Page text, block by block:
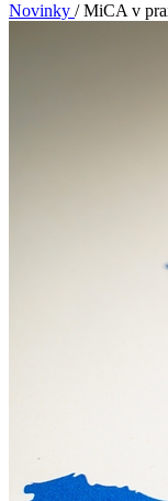
Novinky / MiCA v